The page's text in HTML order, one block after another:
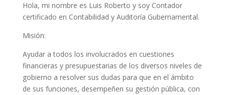
Hola, mi nombre es Luis Roberto y soy Contador
certificado en Contabilidad y Auditoría Gubernamental.
Misión:
Ayudar a todos los involucrados en cuestiones
financieras y presupuestarias de los diversos niveles de
gobierno a resolver sus dudas para que en el ámbito
de sus funciones, desempeñen su gestión pública, con